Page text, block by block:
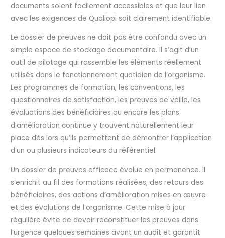
documents soient facilement accessibles et que leur lien
avec les exigences de Qualiopi soit clairement identifiable.
Le dossier de preuves ne doit pas être confondu avec un
simple espace de stockage documentaire. Il s’agit d’un
outil de pilotage qui rassemble les éléments réellement
utilisés dans le fonctionnement quotidien de l’organisme.
Les programmes de formation, les conventions, les
questionnaires de satisfaction, les preuves de veille, les
évaluations des bénéficiaires ou encore les plans
d’amélioration continue y trouvent naturellement leur
place dès lors qu’ils permettent de démontrer l’application
d’un ou plusieurs indicateurs du référentiel.
Un dossier de preuves efficace évolue en permanence. Il
s’enrichit au fil des formations réalisées, des retours des
bénéficiaires, des actions d’amélioration mises en œuvre
et des évolutions de l’organisme. Cette mise à jour
régulière évite de devoir reconstituer les preuves dans
l’urgence quelques semaines avant un audit et garantit